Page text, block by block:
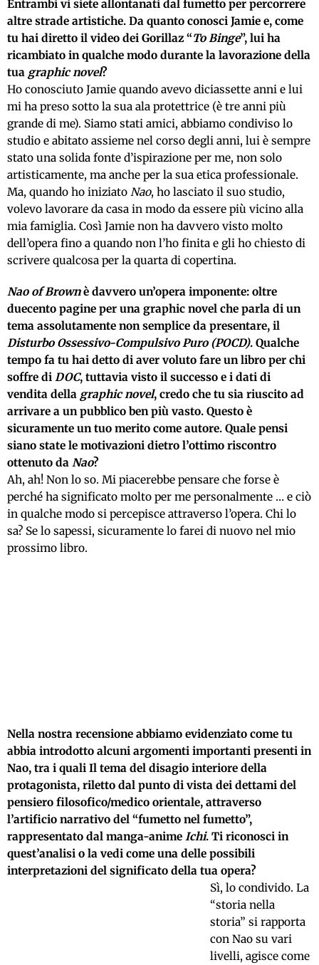
Entrambi vi siete allontanati dal fumetto per percorrere
altre strade artistiche. Da quanto conosci Jamie e, come
tu hai diretto il video dei Gorillaz “To Binge”, lui ha
ricambiato in qualche modo durante la lavorazione della
tua graphic novel?
Ho conosciuto Jamie quando avevo diciassette anni e lui
mi ha preso sotto la sua ala protettrice (è tre anni più
grande di me). Siamo stati amici, abbiamo condiviso lo
studio e abitato assieme nel corso degli anni, lui è sempre
stato una solida fonte d’ispirazione per me, non solo
artisticamente, ma anche per la sua etica professionale.
Ma, quando ho iniziato Nao, ho lasciato il suo studio,
volevo lavorare da casa in modo da essere più vicino alla
mia famiglia. Così Jamie non ha davvero visto molto
dell’opera fino a quando non l’ho finita e gli ho chiesto di
scrivere qualcosa per la quarta di copertina.
Nao of Brownè davvero un’opera imponente: oltre
duecento pagine per una graphic novel che parla di un
tema assolutamente non semplice da presentare, il
Disturbo Ossessivo-Compulsivo Puro (POCD). Qualche
tempo fa tu hai detto di aver voluto fare un libro per chi
soffre di DOC, tuttavia visto il successo e i dati di
vendita della graphic novel, credo che tu sia riuscito ad
arrivare a un pubblico ben più vasto. Questo è
sicuramente un tuo merito come autore. Quale pensi
siano state le motivazioni dietro l’ottimo riscontro
ottenuto da Nao?
Ah, ah! Non lo so. Mi piacerebbe pensare che forse è
perché ha significato molto per me personalmente … e ciò
in qualche modo si percepisce attraverso l’opera. Chi lo
sa? Se lo sapessi, sicuramente lo farei di nuovo nel mio
prossimo libro.
Nella nostra recensione abbiamo evidenziato come tu
abbia introdotto alcuni argomenti importanti presenti in
Nao, tra i quali Il tema del disagio interiore della
protagonista, riletto dal punto di vista dei dettami del
pensiero filosofico/medico orientale, attraverso
l’artificio narrativo del “fumetto nel fumetto”,
rappresentato dal manga-anime Ichi. Ti riconosci in
quest’analisi o la vedi come una delle possibili
interpretazioni del significato della tua opera?
Sì, lo condivido. La
“storia nella
storia” si rapporta
con Nao su vari
livelli, agisce come